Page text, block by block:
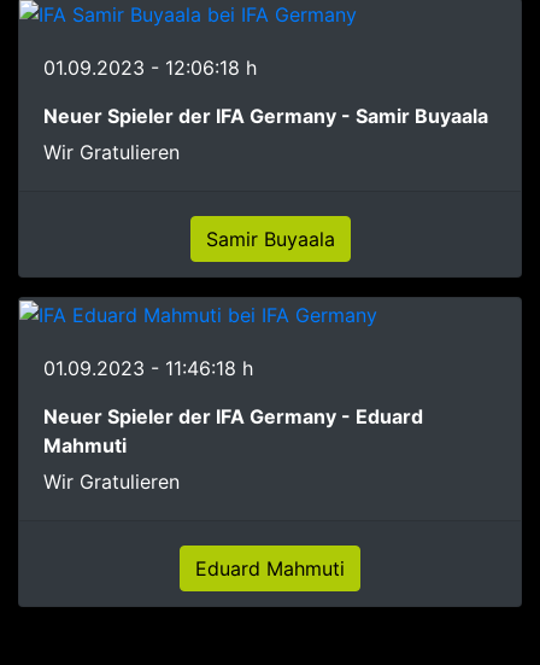
01.09.2023 - 12:06:18 h
Neuer Spieler der IFA Germany - Samir Buyaala
Wir Gratulieren
Samir Buyaala
01.09.2023 - 11:46:18 h
Neuer Spieler der IFA Germany - Eduard
Mahmuti
Wir Gratulieren
Eduard Mahmuti